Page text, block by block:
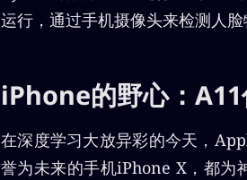
运行，通过手机摄像头来检测人脸
iPhone的野心：
在深度学习大放异彩的今天，
誉为未来的手机iPhone X，都为